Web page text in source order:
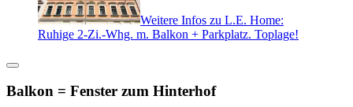
Weitere Infos zu L.E. Home:
Ruhige 2-Zi.-Whg. m. Balkon + Parkplatz. Toplage!
Balkon = Fenster zum Hinterhof